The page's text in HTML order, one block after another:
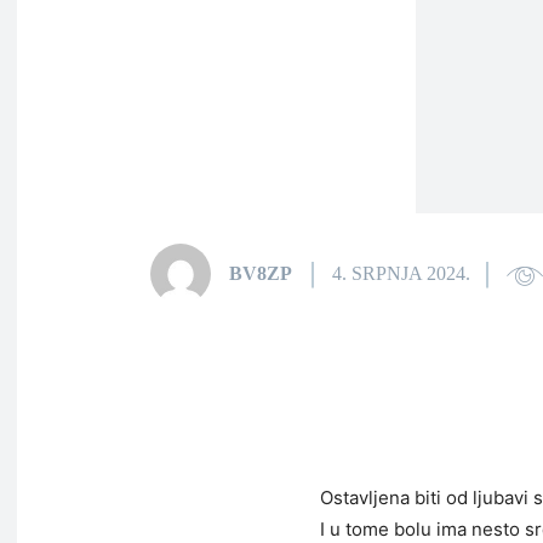
BV8ZP 4. SRPNJA 2024.
Ostavljena biti od ljubavi
I u tome bolu ima nesto